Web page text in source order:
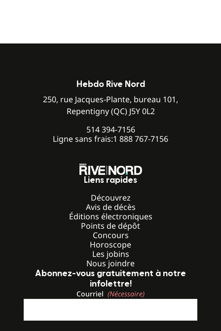
Hebdo Rive Nord
250, rue Jacques-Plante, bureau 101,
Repentigny (QC) J5Y 0L2
514 394-7156
Ligne sans frais:1 888 767-7156
Liens rapides
Découvrez
Avis de décès
Éditions électroniques
Points de dépôt
Concours
Horoscope
Les jobins
Nous joindre
Abonnez-vous gratuitement à notre
infolettre!
Courriel (Nécessaire)